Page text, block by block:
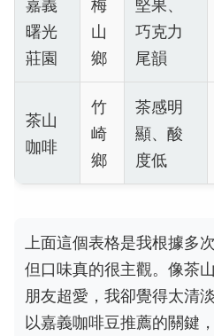
嘉義
曙光
莊園
梅
山
鄉
堅果、
巧克力
尾韻
茶山
咖啡
竹
崎
鄉
茶感明
顯、酸
度低
上面這個表格是我根據多
但口味真的很主觀。像茶
朋友超愛，我卻覺得太清
以嘉義咖啡豆推薦的關鍵